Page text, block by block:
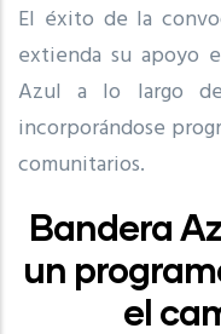
El éxito de la
extienda su apoyo
Azul a lo largo
incorporándose
comunitarios.
Bandera
un
el